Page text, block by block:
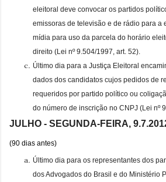
eleitoral deve convocar os partidos
emissoras de televisão e de rádio para a
mídia para uso da parcela do horário
direito (Lei nº 9.504/1997, art. 52).
Último dia para a Justiça Eleitoral
dados dos candidatos cujos pedidos de
requeridos por partido político ou
do número de inscrição no CNPJ (Lei nº
JULHO - SEGUNDA-FEIRA, 9.7.
(90 dias antes)
Último dia para os representantes dos
dos Advogados do Brasil e do Ministério